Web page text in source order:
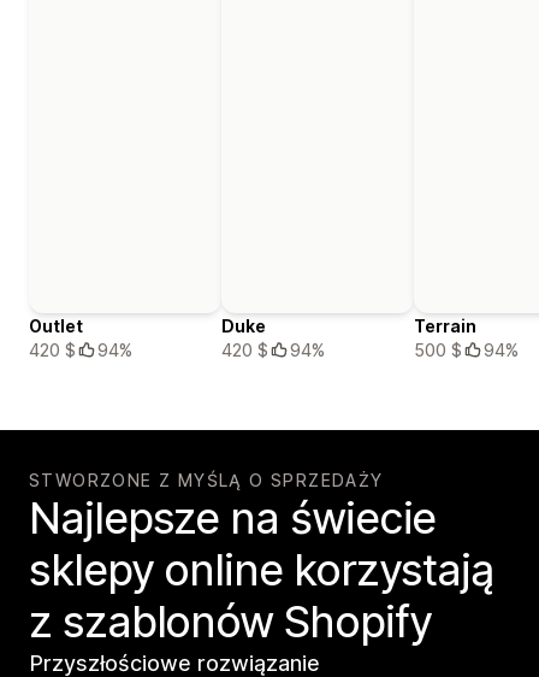
Outlet
420 $
94%
Duke
420 $
94%
Terrain
500 $
94%
STWORZONE Z MYŚLĄ O SPRZEDAŻY
Najlepsze na świecie
sklepy online korzystają
z szablonów Shopify
Przyszłościowe rozwiązanie